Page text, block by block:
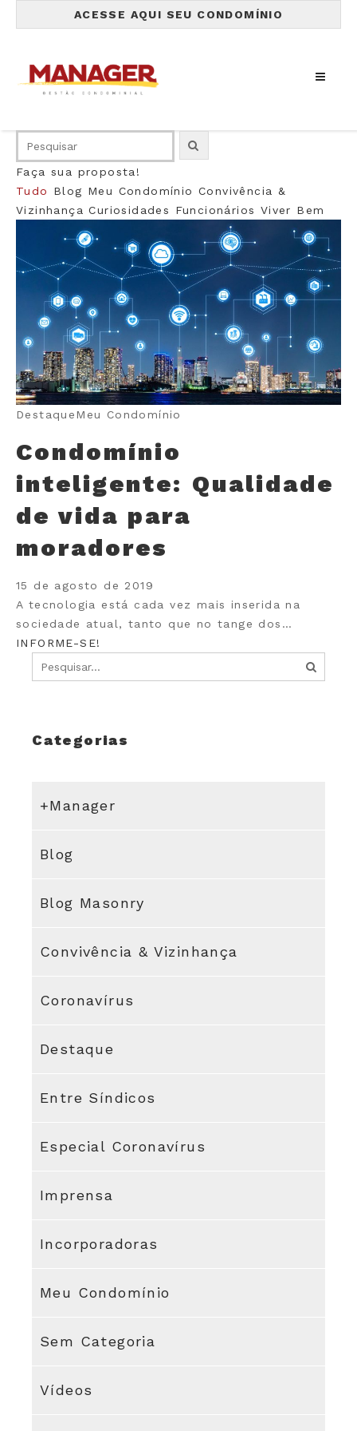
ACESSE AQUI SEU CONDOMÍNIO
Faça sua proposta!
Tudo
Blog Meu Condomínio Convivência &
Vizinhança Curiosidades Funcionários Viver Bem
DestaqueMeu Condomínio
Condomínio
inteligente: Qualidade
de vida para
moradores
15 de agosto de 2019
A tecnologia está cada vez mais inserida na
sociedade atual, tanto que no tange dos…
INFORME-SE!
Categorias
+Manager
Blog
Blog Masonry
Convivência & Vizinhança
Coronavírus
Destaque
Entre Síndicos
Especial Coronavírus
Imprensa
Incorporadoras
Meu Condomínio
Sem Categoria
Vídeos